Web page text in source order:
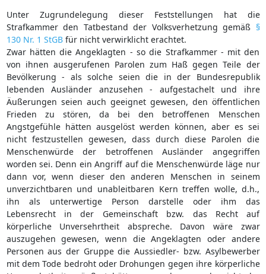
Unter Zugrundelegung dieser Feststellungen hat die
Strafkammer den Tatbestand der Volksverhetzung gemäß §
130 Nr. 1 StGBfür nicht verwirklicht erachtet.
Zwar hätten die Angeklagten - so die Strafkammer - mit den
von ihnen ausgerufenen Parolen zum Haß gegen Teile der
Bevölkerung - als solche seien die in der Bundesrepublik
lebenden Ausländer anzusehen - aufgestachelt und ihre
Äußerungen seien auch geeignet gewesen, den öffentlichen
Frieden zu stören, da bei den betroffenen Menschen
Angstgefühle hätten ausgelöst werden können, aber es sei
nicht festzustellen gewesen, dass durch diese Parolen die
Menschenwürde der betroffenen Ausländer angegriffen
worden sei. Denn ein Angriff auf die Menschenwürde läge nur
dann vor, wenn dieser den anderen Menschen in seinem
unverzichtbaren und unableitbaren Kern treffen wolle, d.h.,
ihn als unterwertige Person darstelle oder ihm das
Lebensrecht in der Gemeinschaft bzw. das Recht auf
körperliche Unversehrtheit abspreche. Davon wäre zwar
auszugehen gewesen, wenn die Angeklagten oder andere
Personen aus der Gruppe die Aussiedler- bzw. Asylbewerber
mit dem Tode bedroht oder Drohungen gegen ihre körperliche